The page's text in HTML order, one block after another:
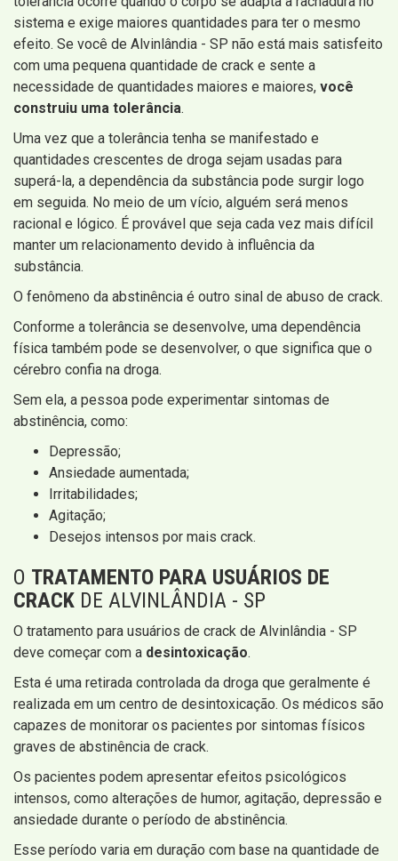
sistema e exige maiores quantidades para ter o mesmo
efeito. Se você de Alvinlândia - SP não está mais satisfeito
com uma pequena quantidade de crack e sente a
necessidade de quantidades maiores e maiores, você
construiu uma tolerância.
Uma vez que a tolerância tenha se manifestado e
quantidades crescentes de droga sejam usadas para
superá-la, a dependência da substância pode surgir logo
em seguida. No meio de um vício, alguém será menos
racional e lógico. É provável que seja cada vez mais difícil
manter um relacionamento devido à influência da
substância.
O fenômeno da abstinência é outro sinal de abuso de crack.
Conforme a tolerância se desenvolve, uma dependência
física também pode se desenvolver, o que significa que o
cérebro confia na droga.
Sem ela, a pessoa pode experimentar sintomas de
abstinência, como:
Depressão;
Ansiedade aumentada;
Irritabilidades;
Agitação;
Desejos intensos por mais crack.
O TRATAMENTO PARA USUÁRIOS DE
CRACK DE ALVINLÂNDIA - SP
O tratamento para usuários de crack de Alvinlândia - SP
deve começar com a desintoxicação.
Esta é uma retirada controlada da droga que geralmente é
realizada em um centro de desintoxicação. Os médicos são
capazes de monitorar os pacientes por sintomas físicos
graves de abstinência de crack.
Os pacientes podem apresentar efeitos psicológicos
intensos, como alterações de humor, agitação, depressão e
ansiedade durante o período de abstinência.
Esse período varia em duração com base na quantidade de